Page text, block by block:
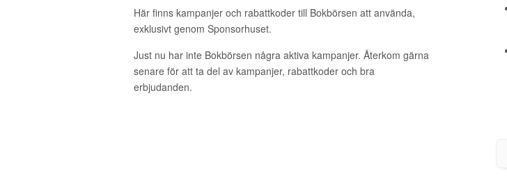
Här finns kampanjer och rabattkoder till Bokbörsen att använda,
exklusivt genom Sponsorhuset.
Just nu har inte Bokbörsen några aktiva kampanjer. Återkom gärna
senare för att ta del av kampanjer, rabattkoder och bra
erbjudanden.